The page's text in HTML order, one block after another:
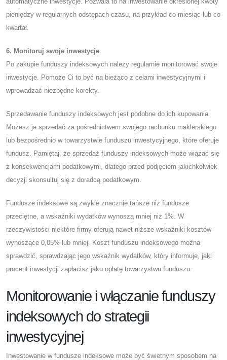
pieniędzy w regularnych odstępach czasu, na przykład co miesiąc lub co
kwartał.
6. Monitoruj swoje inwestycje
Po zakupie funduszy indeksowych należy regularnie monitorować swoje
inwestycje. Pomoże Ci to być na bieżąco z celami inwestycyjnymi i
wprowadzać niezbędne korekty.
Sprzedawanie funduszy indeksowych jest podobne do ich kupowania.
Możesz je sprzedać za pośrednictwem swojego rachunku maklerskiego
lub bezpośrednio w towarzystwie funduszu inwestycyjnego, które oferuje
fundusz. Pamiętaj, że sprzedaż funduszy indeksowych może wiązać się
z konsekwencjami podatkowymi, dlatego przed podjęciem jakichkolwiek
decyzji skonsultuj się z doradcą podatkowym.
Fundusze indeksowe są zwykle znacznie tańsze niż fundusze
przeciętne, a wskaźniki wydatków wynoszą mniej niż 1%. W
rzeczywistości niektóre firmy oferują nawet niższe wskaźniki kosztów
wynoszące 0,05% lub mniej. Koszt funduszu indeksowego można
sprawdzić, sprawdzając jego wskaźnik wydatków, który informuje, jaki
procent inwestycji zapłacisz jako opłatę towarzystwu funduszu.
Monitorowanie i włączanie funduszy
indeksowych do strategii
inwestycyjnej
Inwestowanie w fundusze indeksowe może być świetnym sposobem na